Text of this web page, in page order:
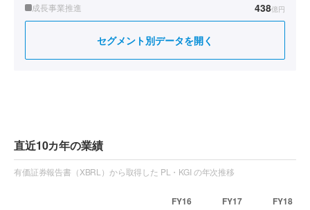
成長事業推進 438億円
セグメント別データを開く
直近10カ年の業績
有価証券報告書（XBRL）から取得した PL・KGI の年次推移
FY16 FY17 FY18